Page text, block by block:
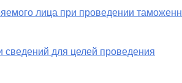
лица при проведении
сведений для целей проведения